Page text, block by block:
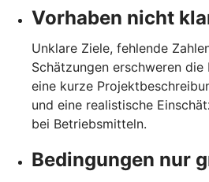
Vorhaben nicht
Unklare Ziele, fehlende
Schätzungen erschweren
eine kurze
und eine realistische
bei Betriebsmitteln.
Bedingungen nur